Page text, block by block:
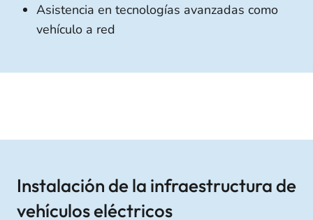
Asistencia en tecnologías avanzadas como
vehículo a red
Instalación de la infraestructura de
vehículos eléctricos